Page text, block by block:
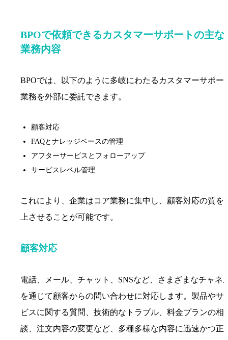
BPOで依頼できるカスタマーサポートの主な
業務内容
BPOでは、以下のように多岐にわたるカスタマーサポー
業務を外部に委託できます。
顧客対応
FAQとナレッジベースの管理
アフターサービスとフォローアップ
サービスレベル管理
これにより、企業はコア業務に集中し、顧客対応の質を
上させることが可能です。
顧客対応
電話、メール、チャット、SNSなど、さまざまなチャネ
を通じて顧客からの問い合わせに対応します。製品やサ
ビスに関する質問、技術的なトラブル、料金プランの相
談、注文内容の変更など、多種多様な内容に迅速かつ正